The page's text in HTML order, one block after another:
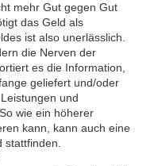
mehr Gut gegen Gut
das Geld als
ist also unerlässlich.
die Nerven der
es die Information,
geliefert und/oder
und
wie ein höherer
kann, kann auch eine